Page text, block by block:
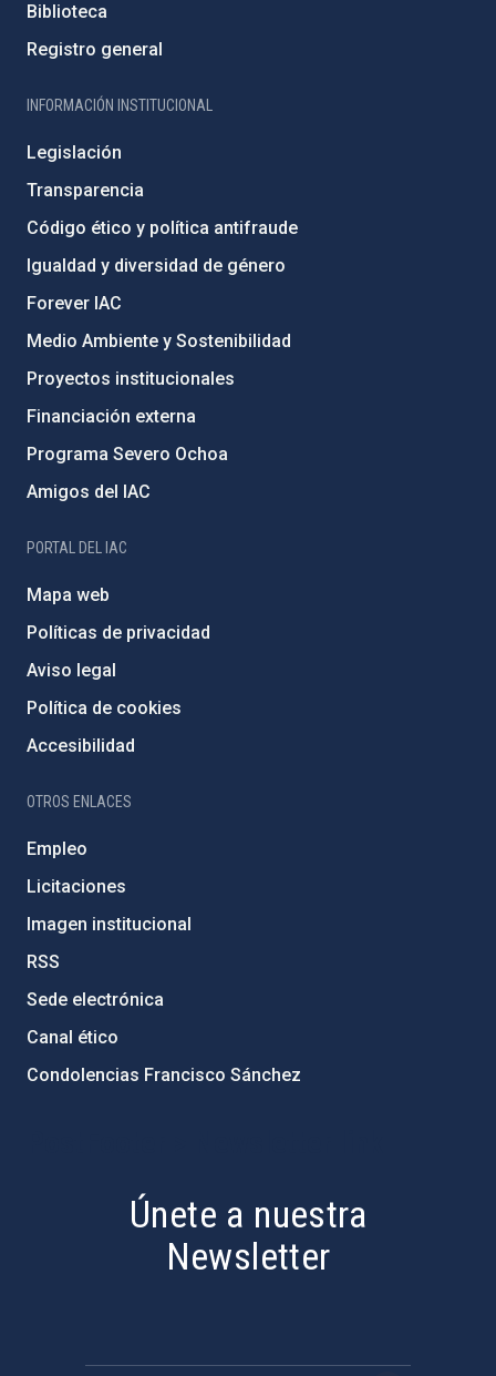
Biblioteca
Registro general
INFORMACIÓN INSTITUCIONAL
Legislación
Transparencia
Código ético y política antifraude
Igualdad y diversidad de género
Forever IAC
Medio Ambiente y Sostenibilidad
Proyectos institucionales
Financiación externa
Programa Severo Ochoa
Amigos del IAC
PORTAL DEL IAC
Mapa web
Políticas de privacidad
Aviso legal
Política de cookies
Accesibilidad
OTROS ENLACES
Empleo
Licitaciones
Imagen institucional
RSS
Sede electrónica
Canal ético
Condolencias Francisco Sánchez
Únete a nuestra
Newsletter